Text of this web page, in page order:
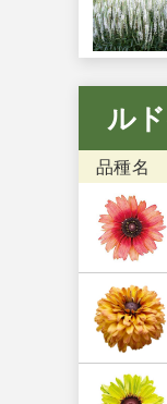
ル
品種名